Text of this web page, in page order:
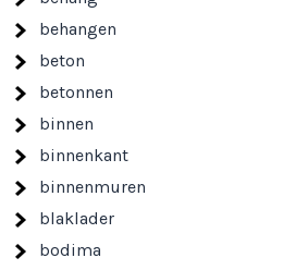
behangen
beton
betonnen
binnen
binnenkant
binnenmuren
blaklader
bodima